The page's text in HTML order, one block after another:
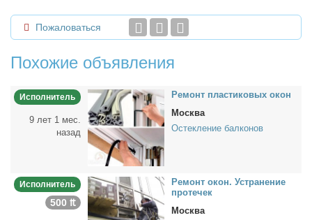
Пожаловаться
Похожие объявления
Исполнитель
9 лет 1 мес.
назад
Ре­монт пла­сти­ко­вых окон
Москва
Остекление балконов
Исполнитель
500 ₶
Ре­монт окон. Устра­не­ние
про­те­чек
Москва